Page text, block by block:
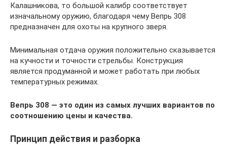
Калашникова, то большой калибр соответствует
изначальному оружию, благодаря чему Вепрь 308
предназначен для охоты на крупного зверя.
Минимальная отдача оружия положительно сказывается
на кучности и точности стрельбы. Конструкция
является продуманной и может работать при любых
температурных режимах.
Вепрь 308 — это один из самых лучших вариантов по
соотношению цены и качества.
Принцип действия и разборка